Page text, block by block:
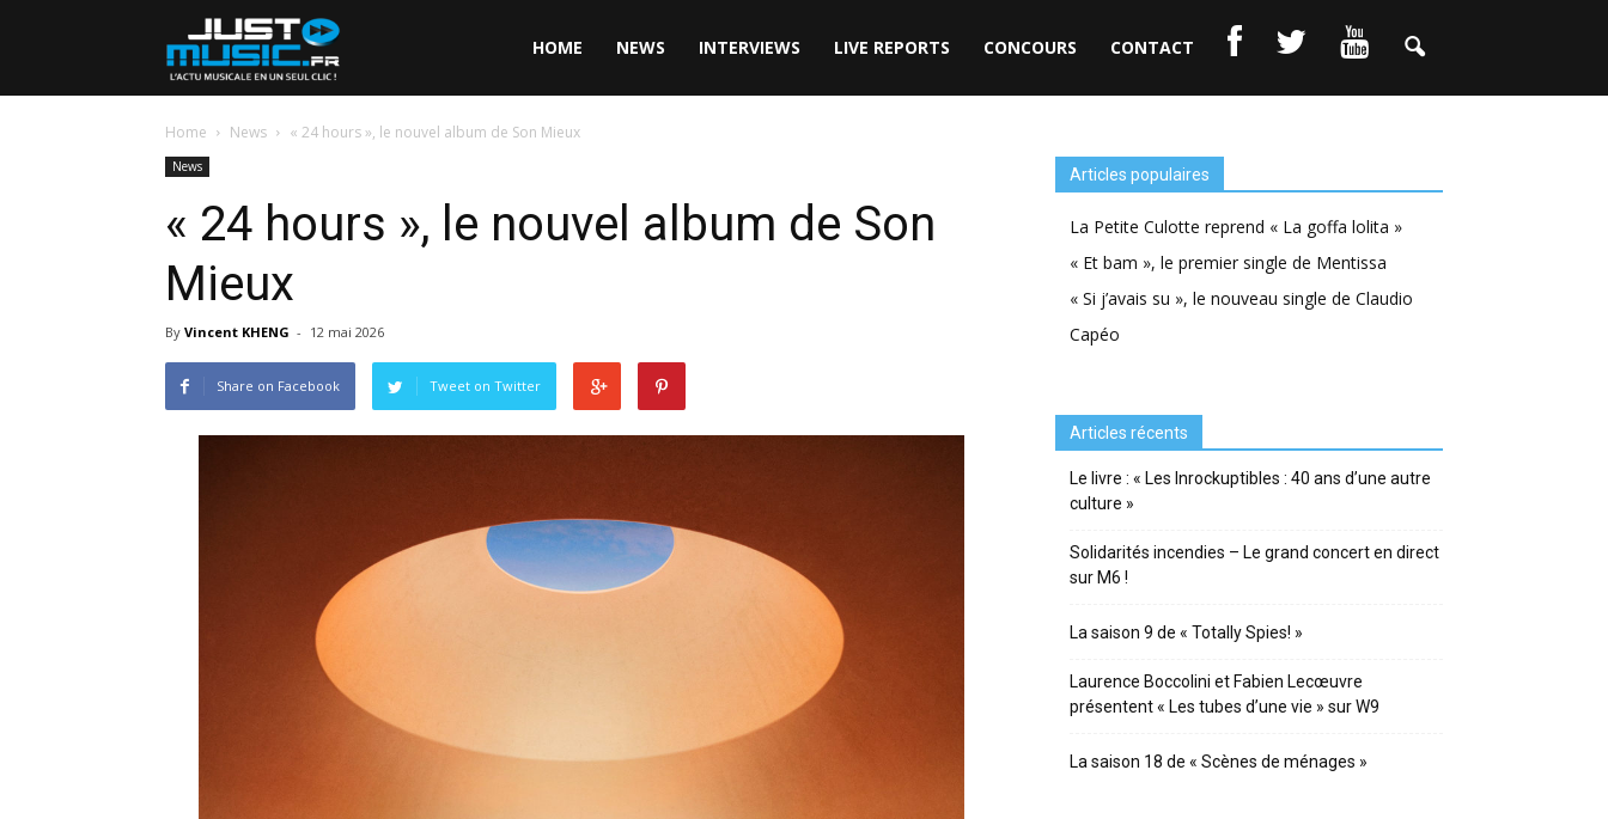
HOME NEWS INTERVIEWS LIVE REPORTS CONCOURS CONTACT
Home News « 24 hours », le nouvel album de Son Mieux
News
« 24 hours », le nouvel album de Son
Mieux
By Vincent KHENG - 12 mai 2026
Share on Facebook Tweet on Twitter
Articles populaires
La Petite Culotte reprend « La goffa lolita »
« Et bam », le premier single de Mentissa
« Si j’avais su », le nouveau single de Claudio
Capéo
Articles récents
Le livre : « Les Inrockuptibles : 40 ans d’une autre
culture »
Solidarités incendies – Le grand concert en direct
sur M6 !
La saison 9 de « Totally Spies! »
Laurence Boccolini et Fabien Lecœuvre
présentent « Les tubes d’une vie » sur W9
La saison 18 de « Scènes de ménages »